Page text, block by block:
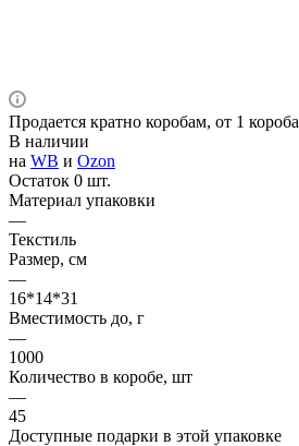
Продается кратно коробам, от 1 короба
В наличии
на WB и Ozon
Остаток 0 шт.
Материал упаковки
—
Текстиль
Размер, см
—
16*14*31
Вместимость до, г
—
1000
Количество в коробе, шт
—
45
Доступные подарки в этой упаковке